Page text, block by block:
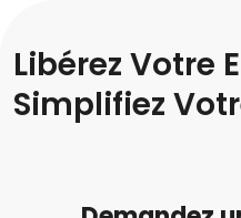
Libérez Votre
Simplifiez